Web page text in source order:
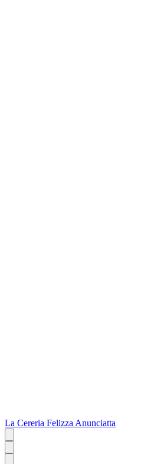
La Cereria Felizza Anunciatta